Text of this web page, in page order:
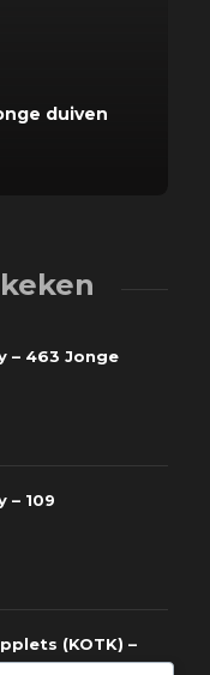
duiven
– 463 Jonge
– 109
(KOTK) –